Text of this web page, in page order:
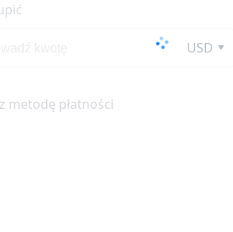
USD
metodę płatności